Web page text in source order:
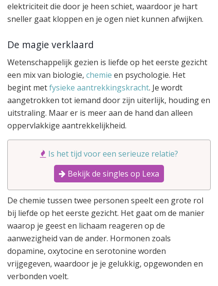
elektriciteit die door je heen schiet, waardoor je hart
sneller gaat kloppen en je ogen niet kunnen afwijken.
De magie verklaard
Wetenschappelijk gezien is liefde op het eerste gezicht
een mix van biologie, chemie en psychologie. Het
begint metfysieke aantrekkingskracht. Je wordt
aangetrokken tot iemand door zijn uiterlijk, houding en
uitstraling. Maar er is meer aan de hand dan alleen
oppervlakkige aantrekkelijkheid.
Is het tijd voor een serieuze relatie?
Bekijk de singles op Lexa
De chemie tussen twee personen speelt een grote rol
bij liefde op het eerste gezicht. Het gaat om de manier
waarop je geest en lichaam reageren op de
aanwezigheid van de ander. Hormonen zoals
dopamine, oxytocine en serotonine worden
vrijgegeven, waardoor je je gelukkig, opgewonden en
verbonden voelt.